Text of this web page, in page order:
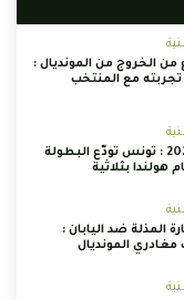
الخروج من المونديال :
تجربته مع المنتخب
مونديال 2026 : تونس تودّع البطولة
هولندا بثلاثية
المذلة ضد اليابان :
المونديال